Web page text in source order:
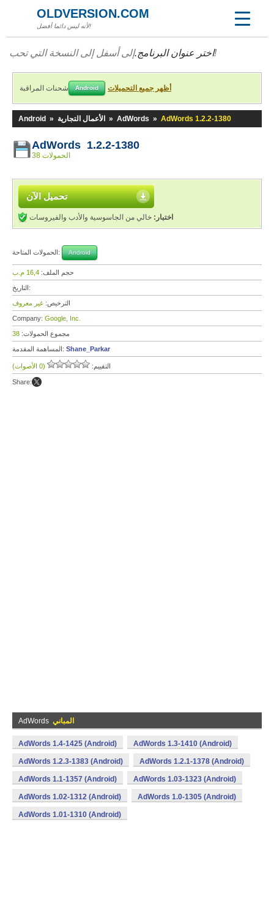
OLDVERSION.COM
لأنه ليس دائما أفضل!
اختر عنوان البرنامج.إلى أسفل إلى النسخة التي تحب!
شحنات المراقبة Android أظهر جميع التحميلات
Android » الأعمال التجارية » AdWords » AdWords 1.2.2-1380
AdWords 1.2.2-1380
38 الحمولات
تحميل الآن
اختبار: خالي من الجاسوسية والأدب والفيروسات
الحمولات المتاحة: Android
حجم الملف: 16,4 م.ب
التاريخ:
الترخيص: غير معروف
Company: Google, Inc.
مجموع الحمولات: 38
المساهمة المقدمة: Shane_Parkar
التقييم: (0 الأصوات)
Share:
AdWords المباني
AdWords 1.4-1425 (Android) AdWords 1.3-1410 (Android)
AdWords 1.2.3-1383 (Android) AdWords 1.2.1-1378 (Android)
AdWords 1.1-1357 (Android) AdWords 1.03-1323 (Android)
AdWords 1.02-1312 (Android) AdWords 1.0-1305 (Android)
AdWords 1.01-1310 (Android)